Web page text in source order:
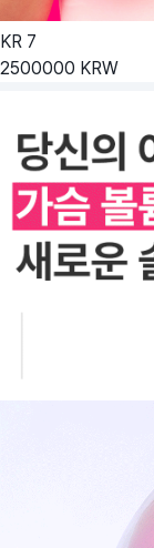
KR 7
2500000 KRW